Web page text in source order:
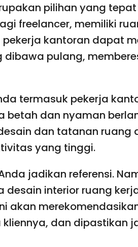
pilihan yang
freelancer, memiliki
kantoran dapat
pulang,
termasuk pekerja
betah dan nyaman
dan tatanan ruang
yang tinggi.
jadikan referensi.
interior ruang
akan
dan dipastikan